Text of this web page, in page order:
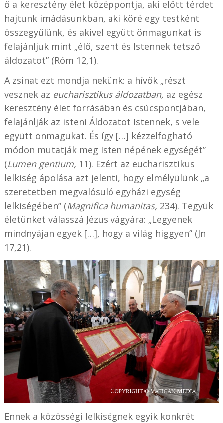
ő a keresztény élet középpontja, aki előtt térdet
hajtunk imádásunkban, aki köré egy testként
összegyűlünk, és akivel együtt önmagunkat is
felajánljuk mint „élő, szent és Istennek tetsző
áldozatot” (Róm 12,1).
A zsinat ezt mondja nekünk: a hívők „részt
vesznek az eucharisztikus áldozatban, az egész
keresztény élet forrásában és csúcspontjában,
felajánlják az isteni Áldozatot Istennek, s vele
együtt önmagukat. És így […] kézzelfogható
módon mutatják meg Isten népének egységét”
(Lumen gentium, 11). Ezért az eucharisztikus
lelkiség ápolása azt jelenti, hogy elmélyülünk „a
szeretetben megvalósuló egyházi egység
lelkiségében” (Magnifica humanitas, 234). Tegyük
életünket válasszá Jézus vágyára: „Legyenek
mindnyájan egyek […], hogy a világ higgyen” (Jn
17,21).
Ennek a közösségi lelkiségnek egyik konkrét